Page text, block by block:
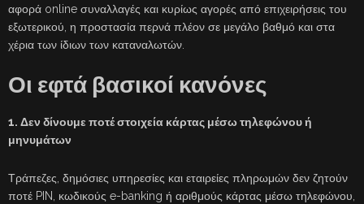
αφορά online συναλλαγές και κυρίως αγορές από επιχειρήσεις του
εξωτερικού, η προστασία περνά πλέον σε μεγάλο βαθμό και στα
χέρια των ίδιων των καταναλωτών.
Οι εφτά βασικοί κανόνες
1. Δεν δίνουμε ποτέ στοιχεία κάρτας μέσω τηλεφώνου ή
μηνυμάτων
Τράπεζες, δημόσιες υπηρεσίες και εταιρείες πληρωμών δεν ζητούν
ποτέ PIN, κωδικούς e-banking ή αριθμούς κάρτας μέσω τηλεφώνου,